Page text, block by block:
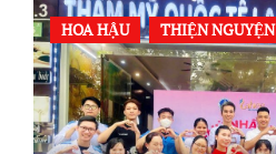
HOA HẬU THIỆN NGUYỆN